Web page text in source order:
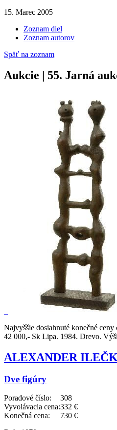
15. Marec 2005
Zoznam diel
Zoznam autorov
Späť na zoznam
Aukcie | 55. Jarná
Najvyššie dosiahnuté konečné ceny
42 000,- Sk Lipa. 1984. Drevo.
ALEXANDER
Dve figúry
Poradové číslo:
308
Vyvolávacia cena:332 €
Konečná cena:
730 €